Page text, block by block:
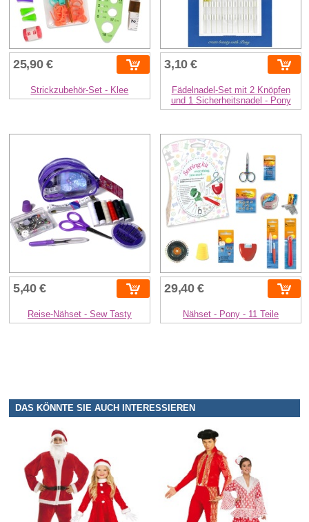
25,90 €
Strickzubehör-Set - Klee
3,10 €
Fädelnadel-Set mit 2 Knöpfen
und 1 Sicherheitsnadel - Pony
5,40 €
Reise-Nähset - Sew Tasty
29,40 €
Nähset - Pony - 11 Teile
DAS KÖNNTE SIE AUCH INTERESSIEREN